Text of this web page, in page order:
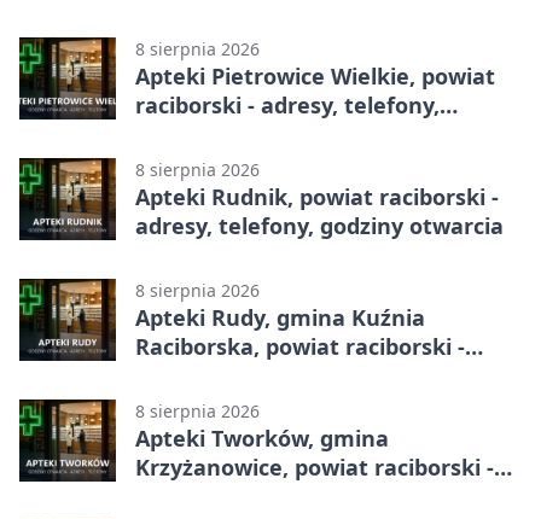
8 sierpnia 2026
Apteki Pietrowice Wielkie, powiat
raciborski - adresy, telefony,
8 sierpnia 2026
Apteki Rudnik, powiat raciborski -
adresy, telefony, godziny otwarcia
8 sierpnia 2026
Apteki Rudy, gmina Kuźnia
Raciborska, powiat raciborski -
8 sierpnia 2026
Apteki Tworków, gmina
Krzyżanowice, powiat raciborski -